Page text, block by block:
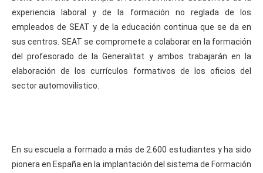
experiencia laboral y de la formación no reglada de los
empleados de SEAT y de la educación continua que se da en
sus centros. SEAT se compromete a colaborar en la formación
del profesorado de la Generalitat y ambos trabajarán en la
elaboración de los currículos formativos de los oficios del
sector automovilístico.
En su escuela a formado a más de 2.600 estudiantes y ha sido
pionera en España en la implantación del sistema de Formación